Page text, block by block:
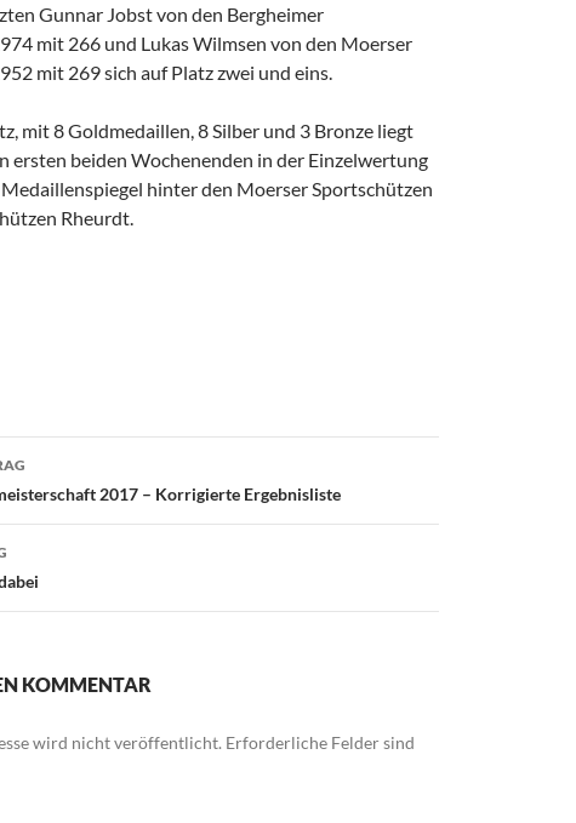
Gunnar Jobst von den Bergheimer
mit 266 und Lukas Wilmsen von den Moerser
mit 269 sich auf Platz zwei und eins.
mit 8 Goldmedaillen, 8 Silber und 3 Bronze liegt
ersten beiden Wochenenden in der Einzelwertung
hinter den Moerser Sportschützen
Rheurdt.
2017 – Korrigierte Ergebnisliste
KOMMENTAR
wird nicht veröffentlicht. Erforderliche Felder sind